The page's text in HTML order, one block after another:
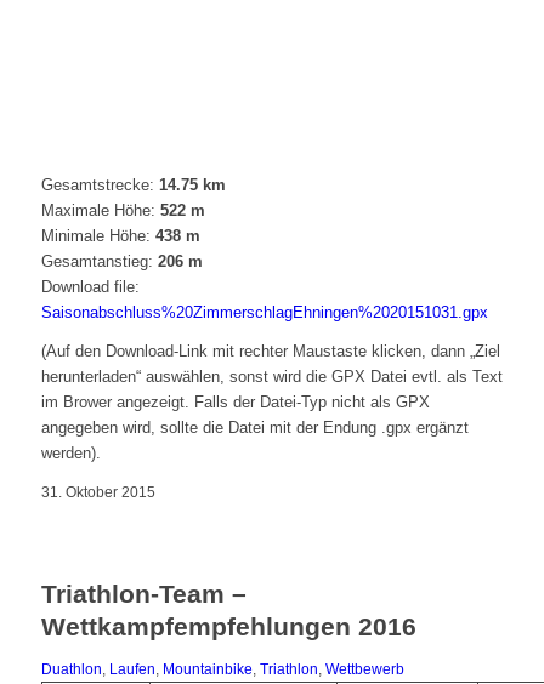
Gesamtstrecke: 14.75 km
Maximale Höhe: 522 m
Minimale Höhe: 438 m
Gesamtanstieg: 206 m
Download file:
Saisonabschluss%20ZimmerschlagEhningen%2020151031.gpx
(Auf den Download-Link mit rechter Maustaste klicken, dann „Ziel
herunterladen“ auswählen, sonst wird die GPX Datei evtl. als Text
im Brower angezeigt. Falls der Datei-Typ nicht als GPX
angegeben wird, sollte die Datei mit der Endung .gpx ergänzt
werden).
31. Oktober 2015
Triathlon-Team –
Wettkampfempfehlungen 2016
Duathlon Laufen Mountainbike Triathlon Wettbewerb